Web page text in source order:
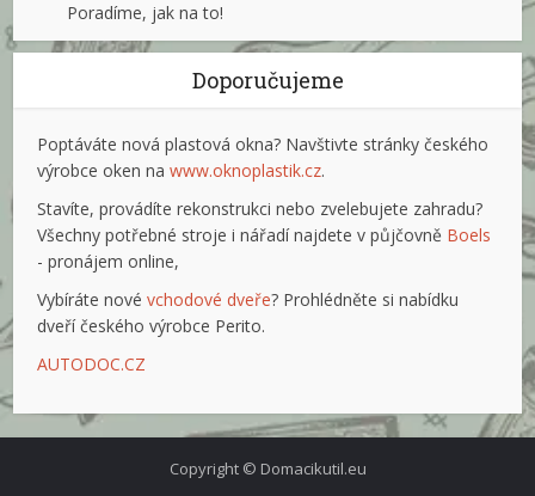
Poradíme, jak na to!
Doporučujeme
Poptáváte nová plastová okna? Navštivte stránky českého
výrobce oken nawww.oknoplastik.cz.
Stavíte, provádíte rekonstrukci nebo zvelebujete zahradu?
Všechny potřebné stroje i nářadí najdete v půjčovně Boels
- pronájem online,
Vybíráte novévchodové dveře? Prohlédněte si nabídku
dveří českého výrobce Perito.
AUTODOC.CZ
Copyright © Domacikutil.eu